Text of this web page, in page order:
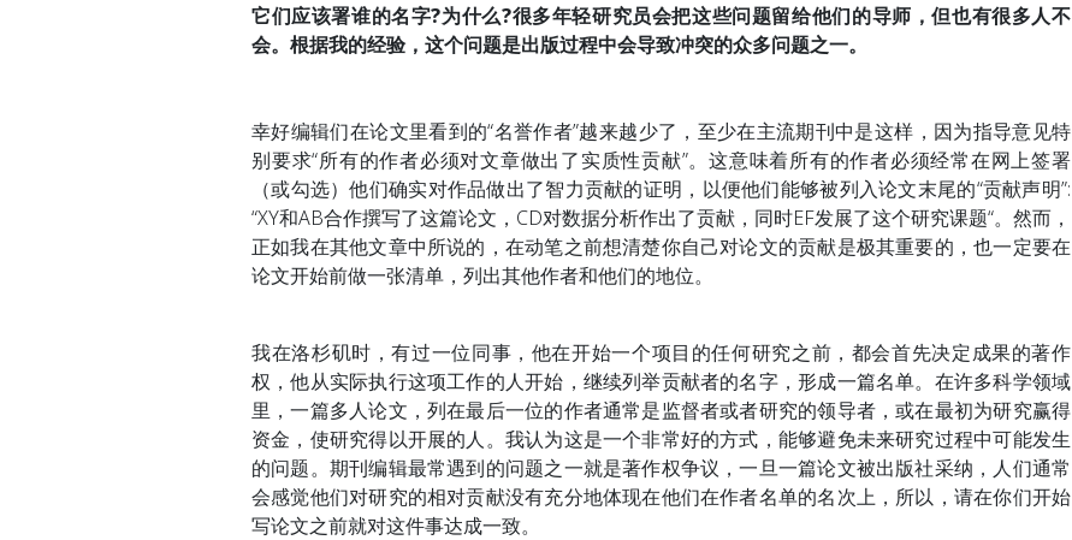
它们应该署谁的名字?为什么?很多年轻研究员会把这些问题留给他们的导师，但也有很多人不
会。根据我的经验，这个问题是出版过程中会导致冲突的众多问题之一。
幸好编辑们在论文里看到的“名誉作者”越来越少了，至少在主流期刊中是这样，因为指导意见特
别要求“所有的作者必须对文章做出了实质性贡献”。这意味着所有的作者必须经常在网上签署
（或勾选）他们确实对作品做出了智力贡献的证明，以便他们能够被列入论文末尾的“贡献声明”:
“XY和AB合作撰写了这篇论文，CD对数据分析作出了贡献，同时EF发展了这个研究课题“。然而，
正如我在其他文章中所说的，在动笔之前想清楚你自己对论文的贡献是极其重要的，也一定要在
论文开始前做一张清单，列出其他作者和他们的地位。
我在洛杉矶时，有过一位同事，他在开始一个项目的任何研究之前，都会首先决定成果的著作
权，他从实际执行这项工作的人开始，继续列举贡献者的名字，形成一篇名单。在许多科学领域
里，一篇多人论文，列在最后一位的作者通常是监督者或者研究的领导者，或在最初为研究赢得
资金，使研究得以开展的人。我认为这是一个非常好的方式，能够避免未来研究过程中可能发生
的问题。期刊编辑最常遇到的问题之一就是著作权争议，一旦一篇论文被出版社采纳，人们通常
会感觉他们对研究的相对贡献没有充分地体现在他们在作者名单的名次上，所以，请在你们开始
写论文之前就对这件事达成一致。